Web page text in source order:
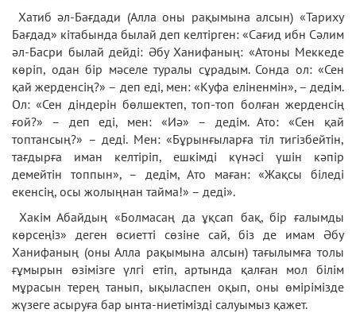
Хатиб әл-Бағдади (Алла оны рақымына алсын) «Тариху
Бағдад» кітабында былай деп келтірген: «Сағид ибн Сәлим
әл-Басри былай дейді: Әбу Ханифаның: «Атоны Меккеде
көріп, одан бір мәселе туралы сұрадым. Сонда ол: «Сен
қай жерденсің?» – деп еді, мен: «Куфа еліненмін», – дедім.
Ол: «Сен діндерін бөлшектеп, топ-топ болған жерденсің
ғой?» – деп еді, мен: «Иә» – дедім. Ато: «Сен қай
топтансың?» – деді. Мен: «Бұрынғыларға тіл тигізбейтін,
тағдырға иман келтіріп, ешкімді күнәсі үшін кәпір
демейтін топпын», – дедім, Ато маған: «Жақсы біледі
екенсің, осы жолыңнан тайма!» – деді».
Хакім Абайдың «Болмасаң да ұқсап бақ, бір ғалымды
көрсеңіз» деген өсиетті сөзіне сай, біз де имам Әбу
Ханифаның (оны Алла рақымына алсын) тағылымға толы
ғұмырын өзімізге үлгі етіп, артында қалған мол білім
мұрасын терең танып, ықыласпен оқып, оны өмірімізде
жүзеге асыруға бар ынта-ниетімізді салуымыз қажет.